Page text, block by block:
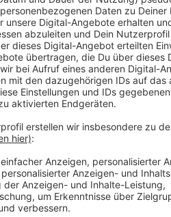
Anzeige
Auch Münster meldet
insbesondere Kinder und
häufiger. Und das ohne
über das gesamte
Gestern waren es noch
Anzeige